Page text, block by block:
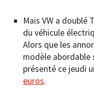
Mais VW a doublé
du véhicule
Alors que les
modèle abordable
présenté ce jeudi
euros.